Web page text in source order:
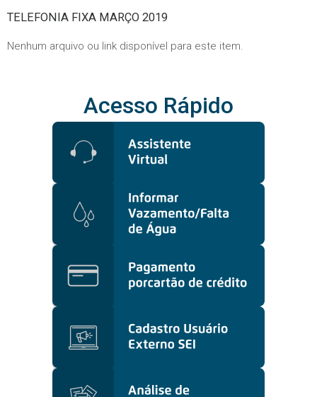
TELEFONIA FIXA MARÇO 2019
Nenhum arquivo ou link disponível para este item.
Acesso Rápido